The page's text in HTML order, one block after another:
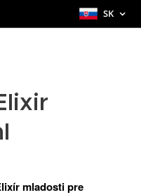
SK
mladosti pre